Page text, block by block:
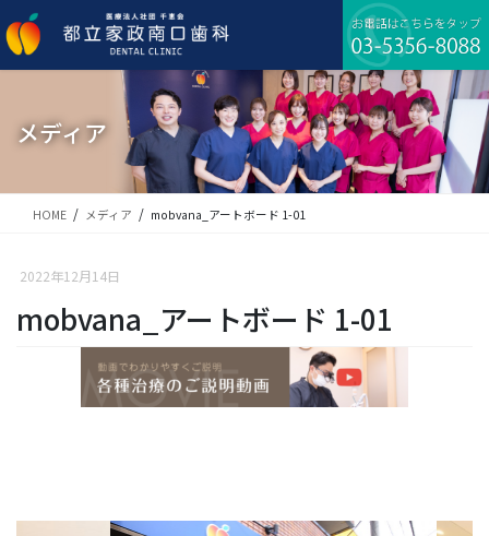
ン
テ
ビ
ゲ
移
メディア
HOME メディア mobvana_アートボード 1-01
2022年12月14日
mobvana_アートボード 1-01